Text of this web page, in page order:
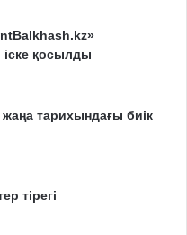
қосылды
жаңа тарихындағы биік
тірегі